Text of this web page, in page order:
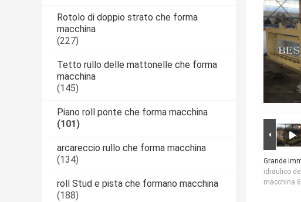
Rotolo di doppio strato che forma
macchina
(227)
Tetto rullo delle mattonelle che forma
macchina
(145)
Piano roll ponte che forma macchina
(101)
arcareccio rullo che forma macchina
(134)
roll Stud e pista che formano macchina
(188)
Grande
idraulico
macchina